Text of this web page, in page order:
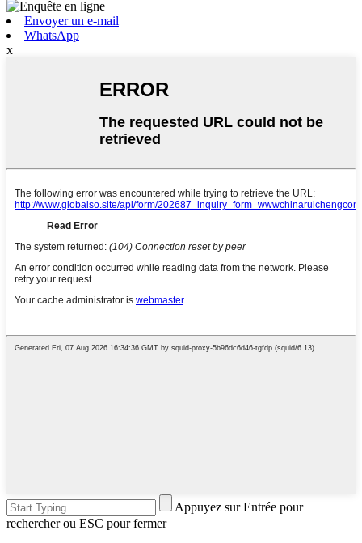
Envoyer un e-mail
WhatsApp
x
Appuyez sur Entrée pour
rechercher ou ESC pour fermer